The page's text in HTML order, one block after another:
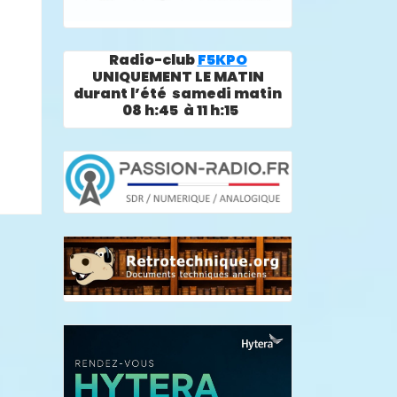
Radio-clubF5KPO
UNIQUEMENT LE MATIN
durant l’été samedi matin
08 h:45 à 11 h:15